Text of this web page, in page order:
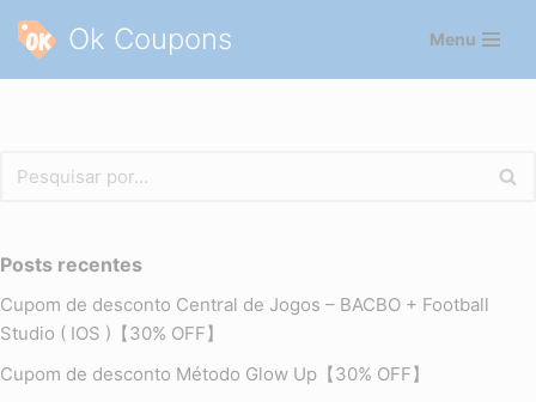
Pular
Ok Coupons Menu
Posts recentes
Cupom de desconto Central de Jogos – BACBO + Football
Studio ( IOS )【30% OFF】
Cupom de desconto Método Glow Up【30% OFF】